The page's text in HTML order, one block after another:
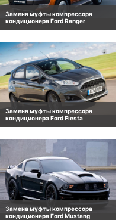
Замена муфты компрессора
кондиционера Ford Ranger
Замена муфты компрессора
кондиционера Ford Fiesta
Замена муфты компрессора
кондиционера Ford Mustang